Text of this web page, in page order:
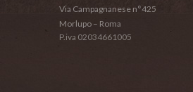
Via Campagnanese n°425
Morlupo – Roma
P.iva 02034661005